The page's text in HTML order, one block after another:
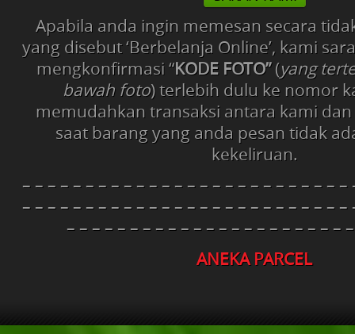
Apabila anda ingin memesan secara
yang disebut ‘Berbelanja Online’, kami
mengkonfirmasi “KODE FOTO”(yang
bawah foto) terlebih dulu ke nomor
memudahkan transaksi antara kami
saat barang yang anda pesan tidak
kekeliruan.
– – – – – – – – – – – – – – – – – – – – – – – – – –
– – – – – – – – – – – – – – – – – – – – – – – – – –
– – – – – – – – – – – – – – – – – – – – – –
ANEKA PARCEL